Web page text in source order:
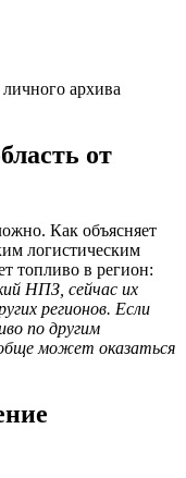
архива
от
Как объясняет
логистическим
топливо в регион:
НПЗ, сейчас их
регионов. Если
по другим
может оказаться